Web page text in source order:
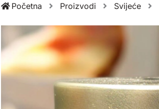
Početna Proizvodi Svijeće